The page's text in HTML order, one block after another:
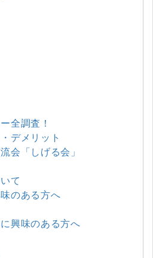
全調査！
デメリット
会「しげる会」
て
のある方へ
興味のある方へ